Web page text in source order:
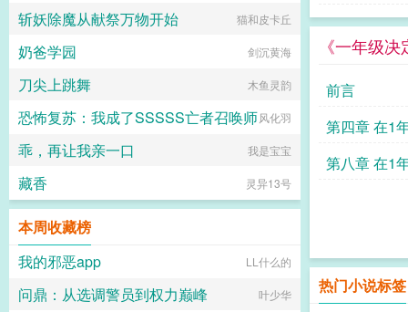
结学习良方
《一年级
前言
第四章 在1
的几个态度
第八章 在1
热门小说标签
以。再后来，秦慕染走了，傅平洲疯
字，甚至将她的所有东西全部扔了出
生不如死，只好带娃追妻...
斩妖除魔从献祭万物开始 猫和皮卡丘
奶爸学园 剑沉黄海
刀尖上跳舞 木鱼灵韵
恐怖复苏：我成了SSSSS亡者召唤师风化羽
乖，再让我亲一口 我是宝宝
藏香 灵异13号
本周收藏榜
我的邪恶app
LL什么的
问鼎：从选调警员到权力巅峰 叶少华